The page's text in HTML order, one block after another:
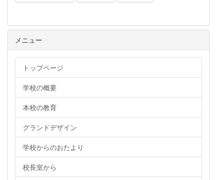
メニュー
トップページ
学校の概要
本校の教育
グランドデザイン
学校からのおたより
校長室から